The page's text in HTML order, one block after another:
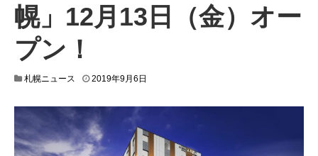
幌」12月13日（金）オー
プン！
札幌ニュース 2019年9月6日
9
月